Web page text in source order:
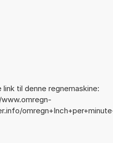
link til denne regnemaskine: